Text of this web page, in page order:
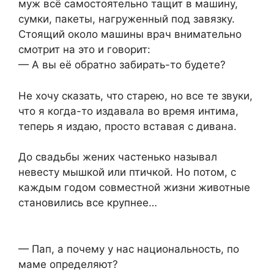
муж всё самостоятельно тащит в машину,
сумки, пакеты, нагруженный под завязку.
Стоящий около машины врач внимательно
смотрит на это и говорит:
— А вы её обратно забирать-то будете?
Не хочу сказать, что старею, но все те звуки,
что я когда-то издавала во время интима,
теперь я издаю, просто вставая с дивана.
До свадьбы жених частенько называл
невесту мышкой или птичкой. Но потом, с
каждым годом совместной жизни животные
становились все крупнее…
— Пап, а почему у нас национальность, по
маме определяют?